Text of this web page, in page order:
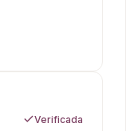
Verificada